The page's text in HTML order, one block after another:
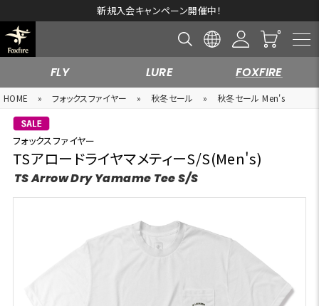
新規入会キャンペーン開催中！
FLY LURE FOXFIRE
HOME » フォックスファイヤー » 秋冬セール » 秋冬セール Men's
フォックスファイヤー
TSアロードライヤマメティーS/S(Men's)
TS Arrow Dry Yamame Tee S/S